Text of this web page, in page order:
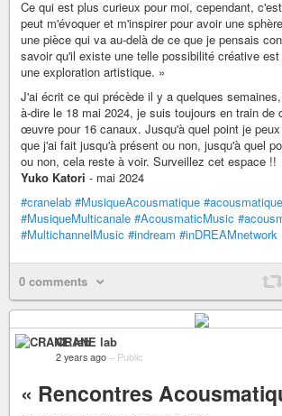
Ce qui est plus curieux pour moi, cependant,
peut m'évoquer et m'inspirer pour avoir une
une pièce qui va au-delà de ce que je pensais
savoir qu'il existe une telle possibilité créative
une exploration artistique. »
J'ai écrit ce qui précède il y a quelques
à-dire le 18 mai 2024, je suis toujours en train de
œuvre pour 16 canaux. Jusqu'à quel point je
que j'ai fait jusqu'à présent ou non, jusqu'à quel
ou non, cela reste à voir. Surveillez cet espace !!
Yuko Katori - mai 2024
#cranelab #MusiqueAcousmatique #acousmatique
#MusiqueMulticanale #AcousmaticMusic
#MultichannelMusic #indream #inDREAMnetwork
0 comments
CRANE lab
2 years ago – Public
« Rencontres